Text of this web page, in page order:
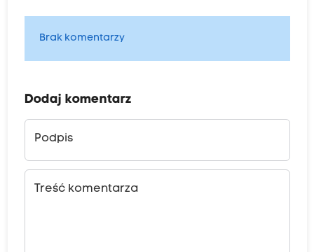
Brak komentarzy
Dodaj komentarz
Podpis
Treść komentarza